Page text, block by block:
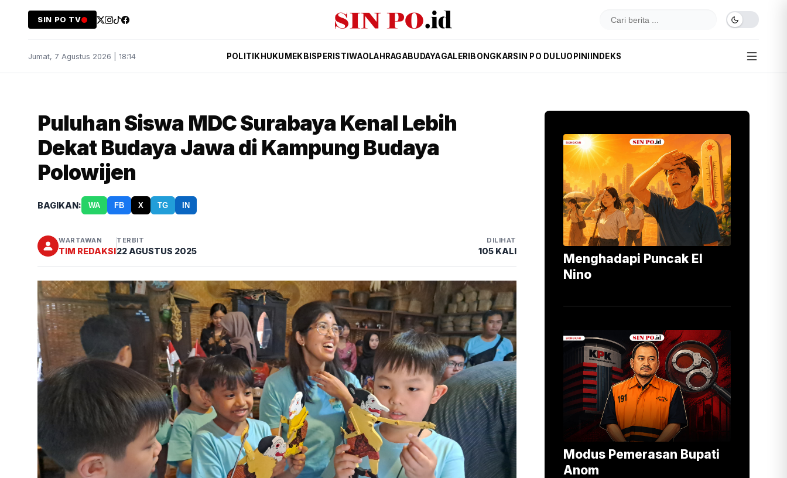
SIN PO TV
Jumat, 7 Agustus 2026 | 18:14 POLITIK HUKUM EKBIS PERISTIWAOLAHRAGABUDAYAGALERI BONGKARSIN PO DULUOPINI INDEKS
Puluhan Siswa MDC Surabaya Kenal Lebih
Dekat Budaya Jawa di Kampung Budaya
Polowijen
BAGIKAN: WA FB X TG IN
WARTAWAN
TIM REDAKSI
TERBIT
22 AGUSTUS 2025
DILIHAT
105 KALI
Menghadapi Puncak El
Nino
Modus Pemerasan Bupati
Anom